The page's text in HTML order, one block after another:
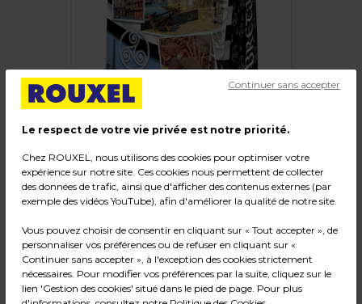
Sac cabas réutilisable polypropylène tissé
25
Code :37177
Matière : Non tissé / Polypropylène
Le respect de votre vie privée est notre priorité.
Chez ROUXEL, nous utilisons des cookies pour optimiser votre
expérience sur notre site. Ces cookies nous permettent de collecter
des données de trafic, ainsi que d'afficher des contenus externes (par
exemple des vidéos YouTube), afin d'améliorer la qualité de notre site.
Vous pouvez choisir de consentir en cliquant sur « Tout accepter », de
personnaliser vos préférences ou de refuser en cliquant sur «
Continuer sans accepter », à l'exception des cookies strictement
nécessaires. Pour modifier vos préférences par la suite, cliquez sur le
lien 'Gestion des cookies' situé dans le pied de page. Pour plus
Continuer sans accepter